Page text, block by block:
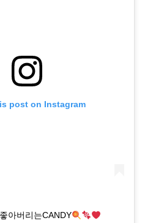
post on Instagram
아버리는CANDY